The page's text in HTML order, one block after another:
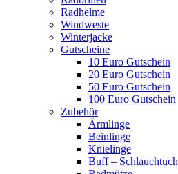
Radhelme
Windweste
Winterjacke
Gutscheine
10 Euro Gutschein
20 Euro Gutschein
50 Euro Gutschein
100 Euro Gutschein
Zubehör
Ärmlinge
Beinlinge
Knielinge
Buff – Schlauchtuch